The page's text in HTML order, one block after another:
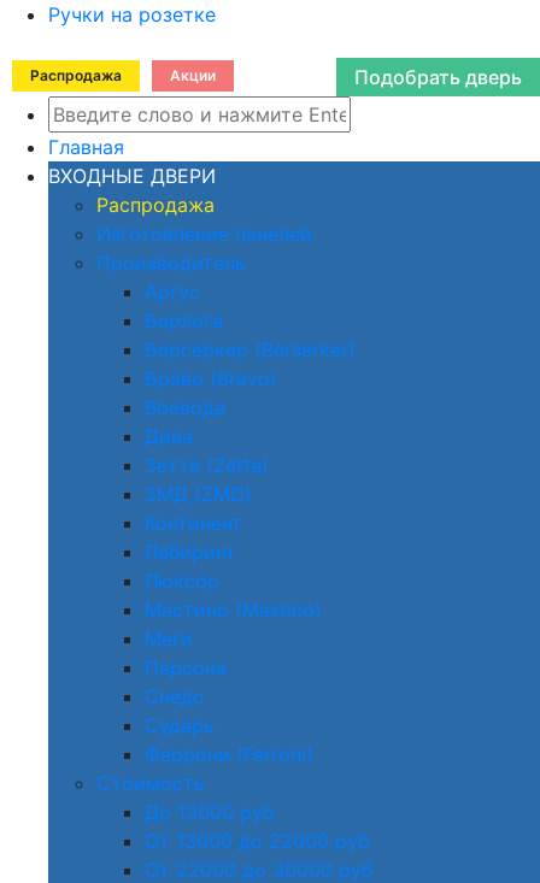
Ручки на розетке
Распродажа Акции Подобрать дверь
Главная
ВХОДНЫЕ ДВЕРИ
Распродажа
Изготовление панелей
Производитель
Аргус
Берлога
Берсеркер (Berserker)
Браво (Bravo)
Воевода
Дива
Зетта (Zetta)
ЗМД (ZMD)
Континент
Лабиринт
Люксор
Мастино (Mastino)
Меги
Персона
Снедо
Сударь
Феррони (Ferroni)
Стоимость
До 13000 руб
От 13000 до 22000 руб
От 22000 до 30000 руб